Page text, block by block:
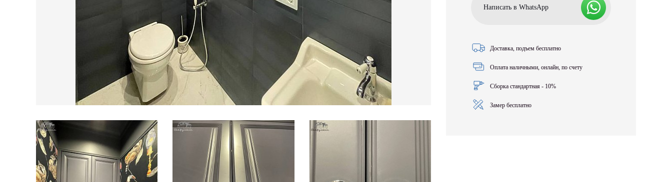
Написать в WhatsApp
Доставка, подъем бесплатно
Оплата наличными, онлайн, по счету
Сборка стандартная - 10%
Замер бесплатно